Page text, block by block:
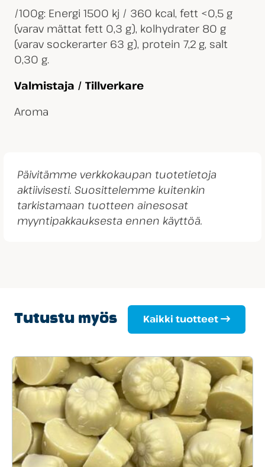
/100g: Energi 1500 kj / 360 kcal, fett <0,5 g
(varav mättat fett 0,3 g), kolhydrater 80 g
(varav sockerarter 63 g), protein 7,2 g, salt
0,30 g.
Valmistaja / Tillverkare
Aroma
Päivitämme verkkokaupan tuotetietoja
aktiivisesti. Suosittelemme kuitenkin
tarkistamaan tuotteen ainesosat
myyntipakkauksesta ennen käyttöä.
Tutustu myös Kaikki tuotteet